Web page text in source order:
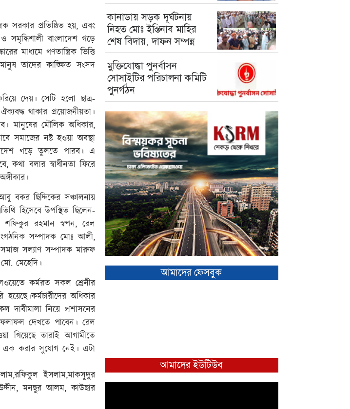
সরকার প্রতিষ্ঠিত হয়, এবং
সমৃদ্ধিশালী বাংলাদেশ গড়ে
মাধ্যমে গণতান্ত্রিক ভিত্তি
মানুষ তাদের কাঙ্ক্ষিত সংসদ
দেয়। সেটি হলো ছাত্র-
থাকার প্রয়োজনীয়তা।
মানুষের মৌলিক অধিকার,
সমাজের নষ্ট হওয়া অবস্থা
গড়ে তুলতে পারব। এ
কথা বলার স্বাধীনতা ফিরে
বকর ছিদ্দিকের সঞ্চালনায়
হিসেবে উপস্থিত ছিলেন-
রহমান স্বপন, রেল
সম্পাদক মোঃ আলী,
সল্যাণ সম্পাদক মারুফ
মেহেদি।
কর্মরত সকল শ্রেনীর
অধিকার
দাবীমালা নিয়ে প্রশাসনের
দেখতে পাবেন। রেল
গিয়েছে তারাই আগামীতে
এক করার সুযোগ নেই। এটা
ইসলাম,মাকসুদুর
মনছুর আলম, কাউছার
কানাডায় সড়ক দূর্ঘটনায়
নিহত মোঃ ইস্তিনাব মাহির
শেষ বিদায়, দাফন সম্পন্ন
মুক্তিযোদ্ধা পুনর্বাসন
সোসাইটির পরিচালনা কমিটি
পুনর্গঠন
আমাদের ফেসবুক
আমাদের ইউটিউব